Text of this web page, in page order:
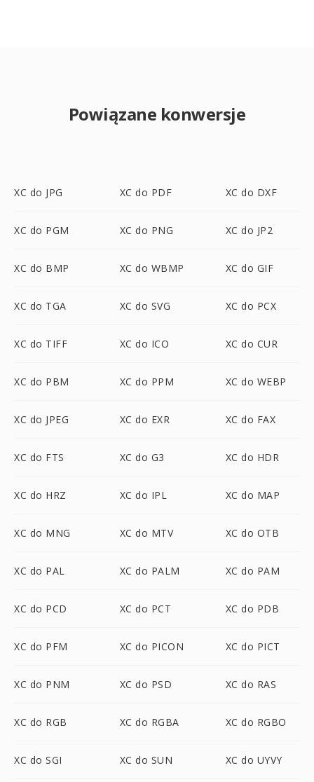
Powiązane konwersje
XC do JPG XC do PDF XC do DXF
XC do PGM XC do PNG XC do JP2
XC do BMP XC do WBMP XC do GIF
XC do TGA XC do SVG XC do PCX
XC do TIFF XC do ICO XC do CUR
XC do PBM XC do PPM XC do WEBP
XC do JPEG XC do EXR XC do FAX
XC do FTS XC do G3 XC do HDR
XC do HRZ XC do IPL XC do MAP
XC do MNG XC do MTV XC do OTB
XC do PAL XC do PALM XC do PAM
XC do PCD XC do PCT XC do PDB
XC do PFM XC do PICON XC do PICT
XC do PNM XC do PSD XC do RAS
XC do RGB XC do RGBA XC do RGBO
XC do SGI XC do SUN XC do UYVY